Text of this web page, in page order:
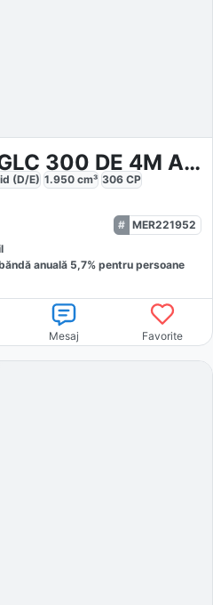
Mercedes-Benz GLC 300 DE 4M AIRMATIC DISTR AHK MASS
(D/E) 1.950 cm³ 306 CP
MER221952
anuală 5,7% pentru persoane
Mesaj Favorite